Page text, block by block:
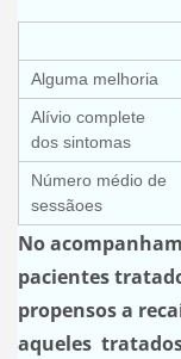
Alguma melhoria
Alívio complete
dos sintomas
Número médio de
sessãoes
No
pacientes
propensos a
aqueles